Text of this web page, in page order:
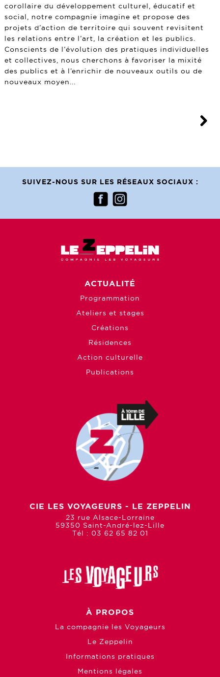
corollaire du développement culturel, éducatif et
social, notre compagnie imagine et propose des
projets d’action de territoire qui souvent revisitent
les relations entre l’art, la création et les publics.
Conscients de l’évolution des pratiques individuelles
et collectives, nous cherchons à favoriser la mixité
des publics et à l’enrichir de nouveaux outils ou de
nouveaux moyen...
SUIVEZ-NOUS SUR LES RÉSEAUX SOCIAUX :
ACTUALITÉ
Programmation
Ateliers et stages
Créations
Résidences
Action culturelle
Publications
CIE LES VOYAGEURS - LE ZEPPELIN
23 rue Alsace-Lorraine
59350 Saint-André-lez-Lille
Tél : 03 62 65 82 01
À PROPOS
La compagnie les Voyageurs
Le Zeppelin
Informations pratiques
Mentions légales